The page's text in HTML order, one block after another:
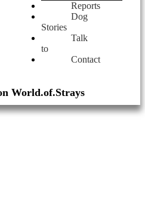
Reports
Dog
Stories
Talk
to
Contact
World.of.Strays